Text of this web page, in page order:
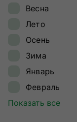
Весна
Лето
Осень
Зима
Январь
Февраль
Март Показать все